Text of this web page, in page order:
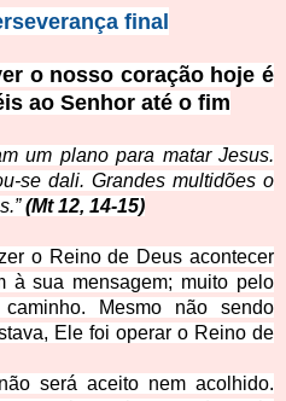
final
o nosso coração hoje é
ao Senhor até o fim
um plano para matar Jesus.
se dali. Grandes multidões o
(Mt 12, 14-15)
o Reino de Deus acontecer
à sua mensagem; muito pelo
Mesmo não sendo
Ele foi operar o Reino de
será aceito nem acolhido.